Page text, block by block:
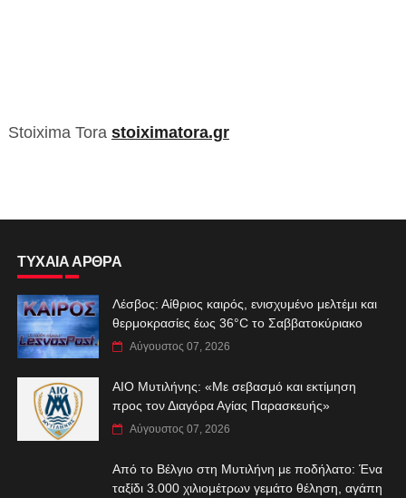
Stoixima Tora stoiximatora.gr
ΤΥΧΑΙΑ ΑΡΘΡΑ
Λέσβος: Αίθριος καιρός, ενισχυμένο μελτέμι και
θερμοκρασίες έως 36°C το Σαββατοκύριακο
Αύγουστος 07, 2026
ΑIO Μυτιλήνης: «Με σεβασμό και εκτίμηση
προς τον Διαγόρα Αγίας Παρασκευής»
Αύγουστος 07, 2026
Από το Βέλγιο στη Μυτιλήνη με ποδήλατο: Ένα
ταξίδι 3.000 χιλιομέτρων γεμάτο θέληση, αγάπη